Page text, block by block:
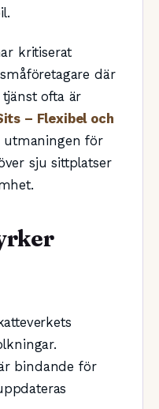
kritiserat
där
ofta är
– Flexibel och
för
sju sittplatser
bindande för